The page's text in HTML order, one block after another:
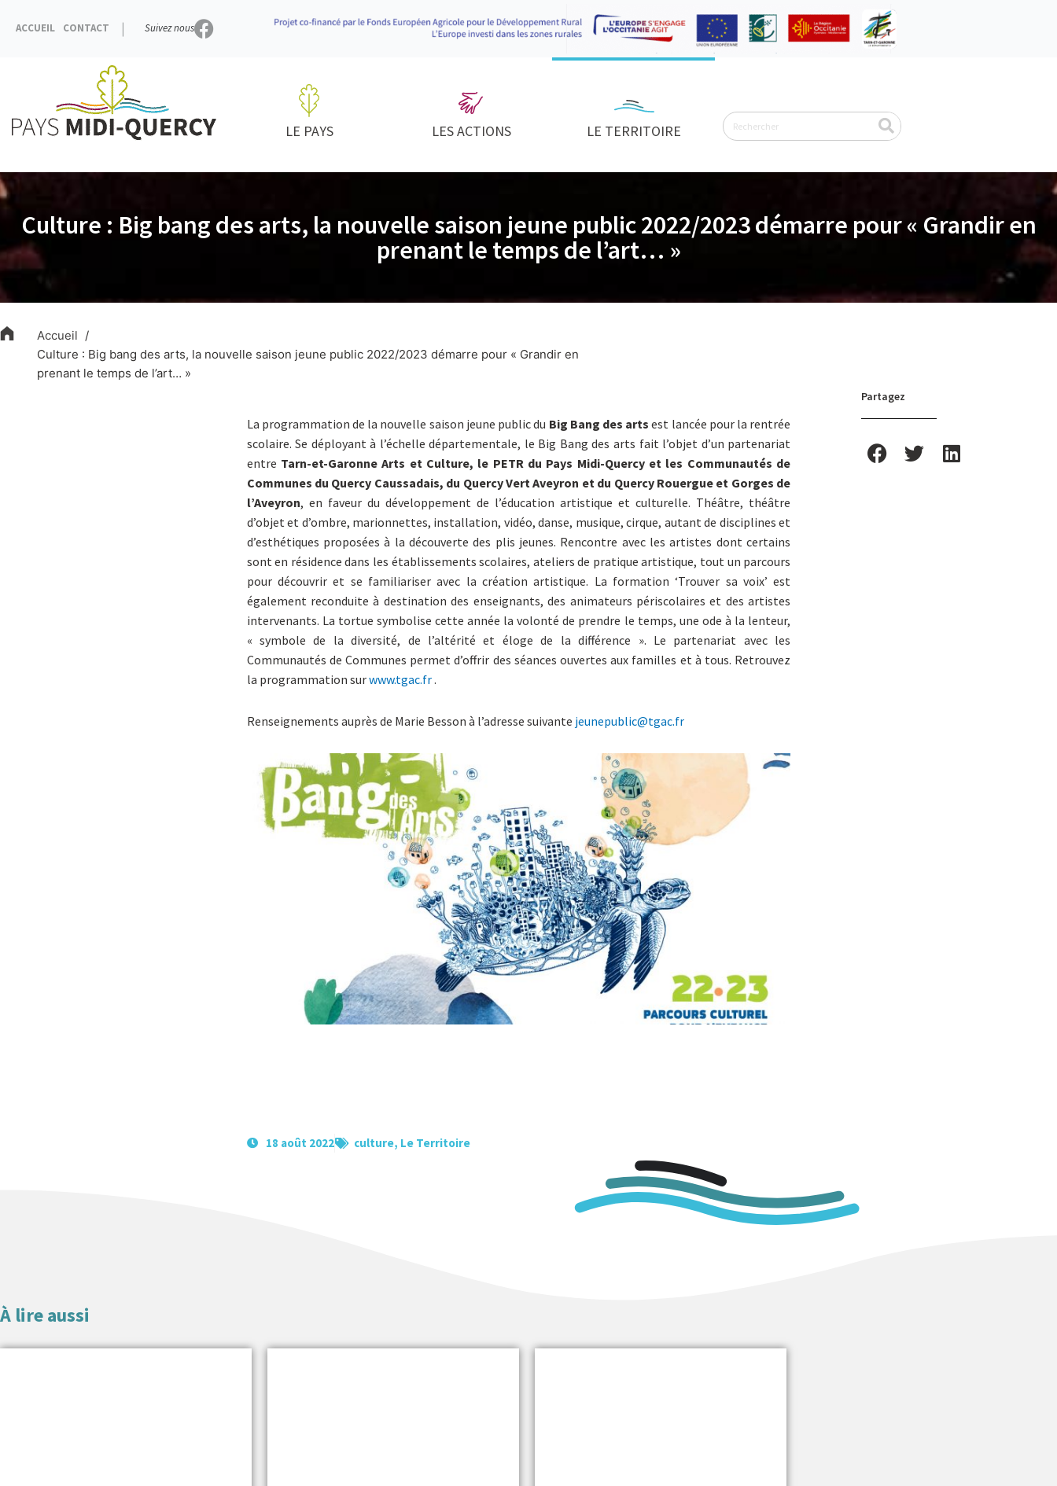
ACCUEIL CONTACT Suivez nous
LE PAYS LES ACTIONS LE TERRITOIRE
Rechercher
Culture : Big bang des arts, la nouvelle saison jeune public 2022/2023 démarre pour « Grandir en
prenant le temps de l’art… »
Accueil
Culture : Big bang des arts, la nouvelle saison jeune public 2022/2023 démarre pour « Grandir en
prenant le temps de l’art… »
La programmation de la nouvelle saison jeune public du Big Bang des arts est lancée pour la rentrée
scolaire. Se déployant à l’échelle départementale, le Big Bang des arts fait l’objet d’un partenariat
entre Tarn-et-Garonne Arts et Culture, le PETR du Pays Midi-Quercy et les Communautés de
Communes du Quercy Caussadais, du Quercy Vert Aveyron et du Quercy Rouergue et Gorges de
l’Aveyron, en faveur du développement de l’éducation artistique et culturelle. Théâtre, théâtre
d’objet et d’ombre, marionnettes, installation, vidéo, danse, musique, cirque, autant de disciplines et
d’esthétiques proposées à la découverte des plis jeunes. Rencontre avec les artistes dont certains
sont en résidence dans les établissements scolaires, ateliers de pratique artistique, tout un parcours
pour découvrir et se familiariser avec la création artistique. La formation ‘Trouver sa voix’ est
également reconduite à destination des enseignants, des animateurs périscolaires et des artistes
intervenants. La tortue symbolise cette année la volonté de prendre le temps, une ode à la lenteur,
« symbole de la diversité, de l’altérité et éloge de la différence ». Le partenariat avec les
Communautés de Communes permet d’offrir des séances ouvertes aux familles et à tous. Retrouvez
la programmation surwww.tgac.fr.
Renseignements auprès de Marie Besson à l’adresse suivante jeunepublic@tgac.fr
Partagez
18 août 2022 culture, Le Territoire
À lire aussi